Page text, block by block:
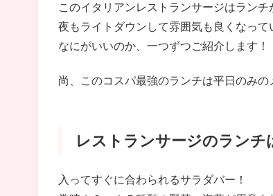
このイタリアンレストランサージはランチ
夜もライトダウンして雰囲気も良くなっ
なにがいいのか、一つずつご紹介します！
尚、このコスパ最強のランチは平日のみ
レストランサージのランチ
入ってすぐに合わられるサラダバー！